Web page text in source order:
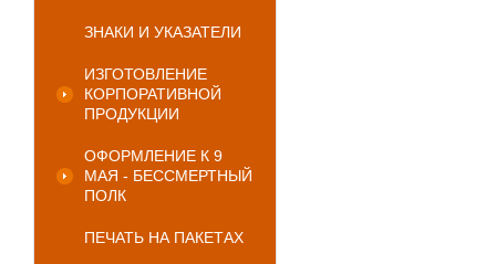
ЗНАКИ И УКАЗАТЕЛИ
ИЗГОТОВЛЕНИЕ
КОРПОРАТИВНОЙ
ПРОДУКЦИИ
ОФОРМЛЕНИЕ К 9
МАЯ - БЕССМЕРТНЫЙ
ПОЛК
ПЕЧАТЬ НА ПАКЕТАХ